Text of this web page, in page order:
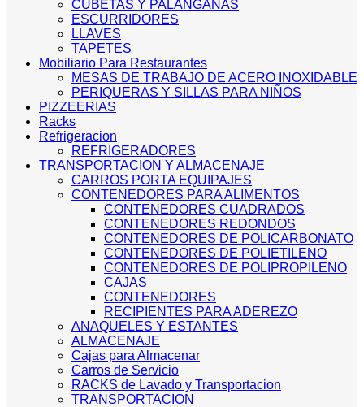
CUBETAS Y PALANGANAS
ESCURRIDORES
LLAVES
TAPETES
Mobiliario Para Restaurantes
MESAS DE TRABAJO DE ACERO INOXIDABLE
PERIQUERAS Y SILLAS PARA NIÑOS
PIZZEERIAS
Racks
Refrigeracion
REFRIGERADORES
TRANSPORTACION Y ALMACENAJE
CARROS PORTA EQUIPAJES
CONTENEDORES PARA ALIMENTOS
CONTENEDORES CUADRADOS
CONTENEDORES REDONDOS
CONTENEDORES DE POLICARBONATO
CONTENEDORES DE POLIETILENO
CONTENEDORES DE POLIPROPILENO
CAJAS
CONTENEDORES
RECIPIENTES PARA ADEREZO
ANAQUELES Y ESTANTES
ALMACENAJE
Cajas para Almacenar
Carros de Servicio
RACKS de Lavado y Transportacion
TRANSPORTACION